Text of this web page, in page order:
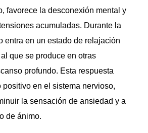
favorece la desconexión mental y
acumuladas. Durante la
entra en un estado de relajación
que se produce en otras
profundo. Esta respuesta
positivo en el sistema nervioso,
la sensación de ansiedad y a
de ánimo.